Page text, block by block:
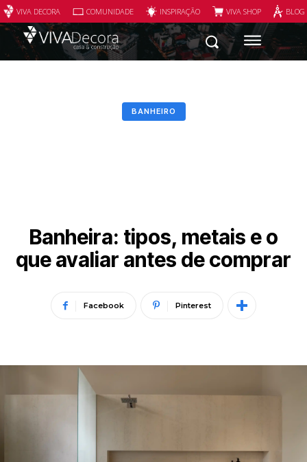
VIVA DECORA COMUNIDADE INSPIRAÇÃO VIVA SHOP
BANHEIRO
Banheira: tipos, metais e o
que avaliar antes de comprar
Facebook Pinterest